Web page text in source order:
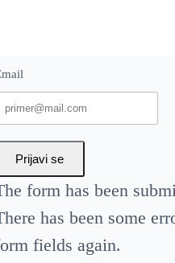
Prijavi se
form has been
has been some
fields again.